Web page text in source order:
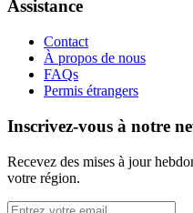
Assistance
Contact
À propos de nous
FAQs
Permis étrangers
Inscrivez-vous à notre
Recevez des mises à jour
votre région.